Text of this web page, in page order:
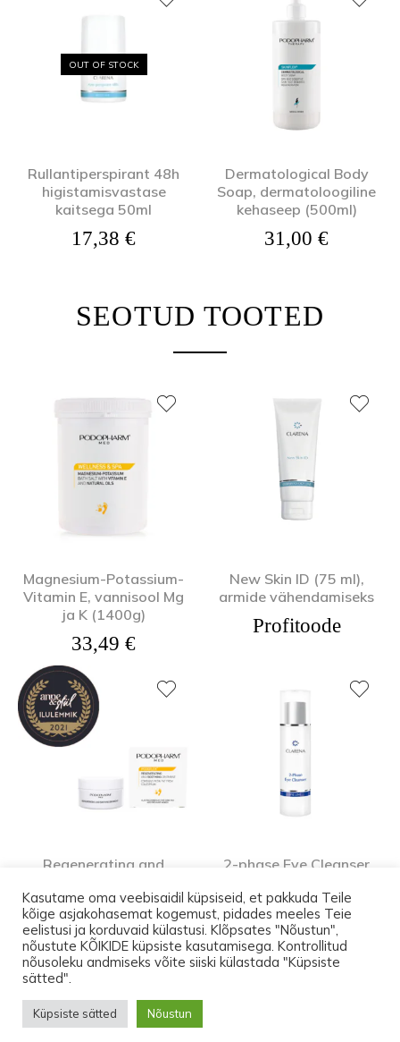
Kuni 17.augustini on transport Eesti-siseselt
pakiautomaati TASUTA. Ostes tooteid vähemalt
150 euro eest, leiad pakist üllatuse.
OUT OF STOCK
Rullantiperspirant 48h
higistamisvastase
kaitsega 50ml
17,38 €
Dermatological Body
Soap, dermatoloogiline
kehaseep (500ml)
31,00 €
SEOTUD TOOTED
Magnesium-Potassium-
Vitamin E, vannisool Mg
ja K (1400g)
33,49 €
New Skin ID (75 ml),
armide vähendamiseks
Profitoode
Regenerating and
ternespiimasalv (60ml)
28,56€
2-phase Eye Cleanser
silmameigieemaldaja
23,96€
© 2026 Lootos Ettevõtted OÜ. Tallinn PODOPHARM® Kõik õigused
on kaitstud.
Kasutame oma veebisaidil küpsiseid, et pakkuda Teile
kõige asjakohasemat kogemust, pidades meeles Teie
eelistusi ja korduvaid külastusi. Klõpsates "Nõustun",
nõustute KÕIKIDE küpsiste kasutamisega. Kontrollitud
nõusoleku andmiseks võite siiski külastada "Küpsiste
sätted".
Küpsiste sätted Nõustun